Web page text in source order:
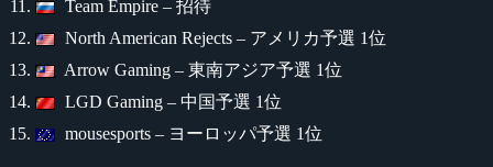
Team Empire – 招待
North American Rejects – アメリカ予選 1位
Arrow Gaming – 東南アジア予選 1位
LGD Gaming – 中国予選 1位
mousesports – ヨーロッパ予選 1位